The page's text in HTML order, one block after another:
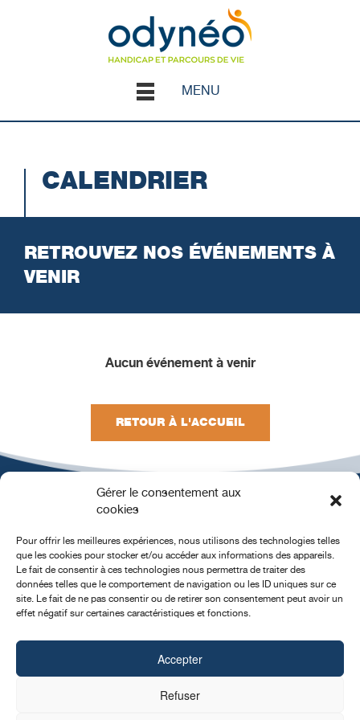
Gérer le consentement aux
cookies
Pour offrir les meilleures expériences, nous utilisons des technologies telles
que les cookies pour stocker et/ou accéder aux informations des appareils.
Le fait de consentir à ces technologies nous permettra de traiter des
données telles que le comportement de navigation ou les ID uniques sur ce
site. Le fait de ne pas consentir ou de retirer son consentement peut avoir un
effet négatif sur certaines caractéristiques et fonctions.
Accepter
Refuser
MENU
CALENDRIER
RETROUVEZ NOS ÉVÉNEMENTS À
VENIR
Aucun événement à venir
RETOUR À L'ACCUEIL
MENTIONS
LÉGALES
CONTACT
POLITIQUE DE
COOKIES
Association pour les personnes en situation de handicap
contact@odyneo.fr